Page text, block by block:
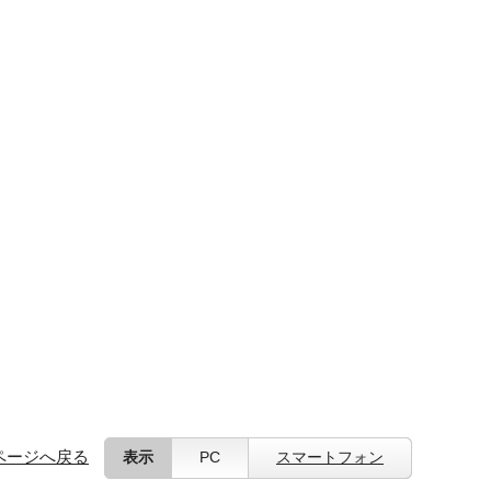
ージへ戻る 表示 PC スマートフォン